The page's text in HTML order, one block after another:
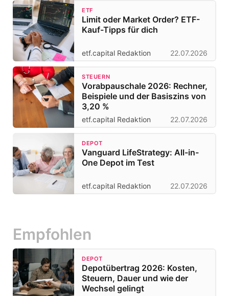
ETF
Limit oder Market Order? ETF-
Kauf-Tipps für dich
etf.capital Redaktion 22.07.2026
STEUERN
Vorabpauschale 2026: Rechner,
Beispiele und der Basiszins von
3,20 %
etf.capital Redaktion 22.07.2026
DEPOT
Vanguard LifeStrategy: All-in-
One Depot im Test
etf.capital Redaktion 22.07.2026
Empfohlen
DEPOT
Depotübertrag 2026: Kosten,
Steuern, Dauer und wie der
Wechsel gelingt